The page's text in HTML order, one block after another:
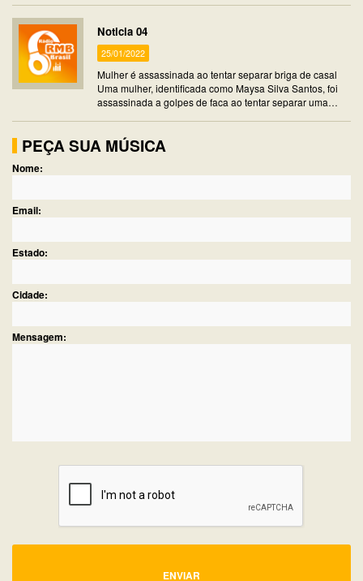
Noticia 04
25/01/2022
Mulher é assassinada ao tentar separar briga de casal
Uma mulher, identificada como Maysa Silva Santos, foi
assassinada a golpes de faca ao tentar separar uma
PEÇA SUA MÚSICA
Nome:
Email:
Estado:
Cidade:
Mensagem:
ENVIAR